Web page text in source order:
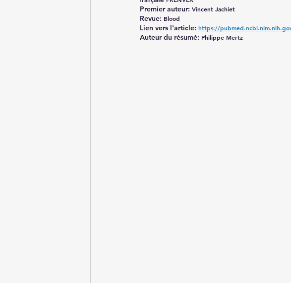
Premier auteur: Vincent Jachiet
Revue: Blood
Lien vers l'article: https://
Auteur du résumé: Philippe Mertz